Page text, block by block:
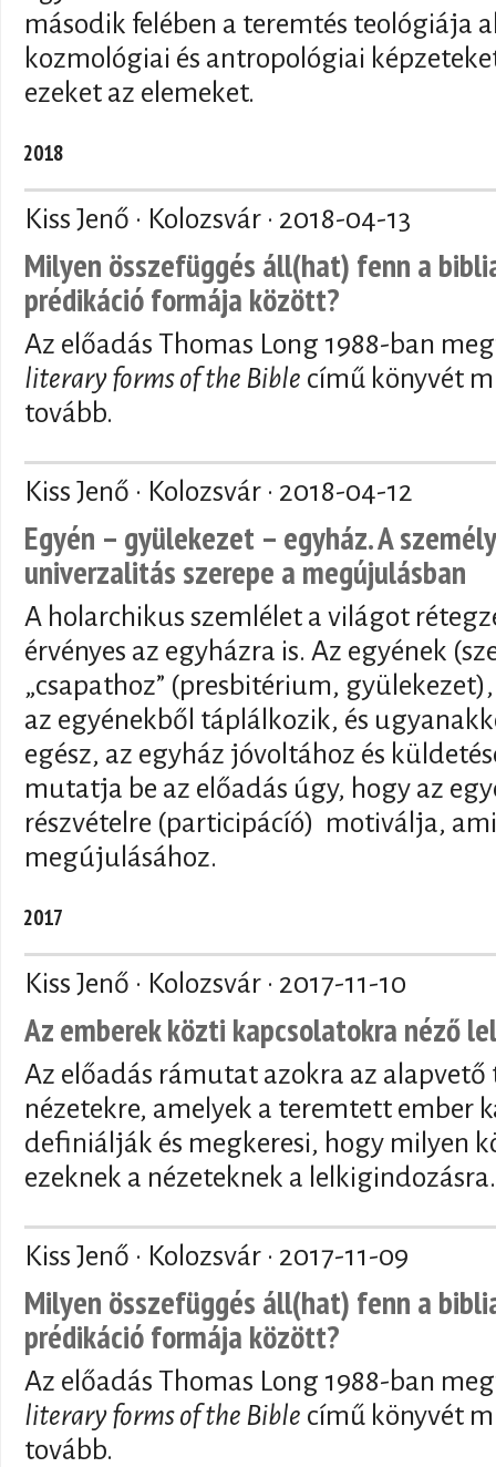
második felében a teremtés teológiája
kozmológiai és antropológiai
ezeket az elemeket.
2018
Kiss Jenő · Kolozsvár · 2018-04-13
Milyen összefüggés áll(hat) fenn a
prédikáció formája között?
Az előadás Thomas Long 1988-ban
literary forms of the Bible című könyvét
tovább.
Kiss Jenő · Kolozsvár · 2018-04-12
Egyén – gyülekezet – egyház. A
univerzalitás szerepe a megújulásban
A holarchikus szemlélet a világot
érvényes az egyházra is. Az egyének
„csapathoz” (presbitérium,
az egyénekből táplálkozik, és
egész, az egyház jóvoltához és
mutatja be az előadás úgy, hogy az
részvételre (participácíó) motiválja,
megújulásához.
2017
Kiss Jenő · Kolozsvár · 2017-11-10
Az emberek közti kapcsolatokra néző
Az előadás rámutat azokra az
nézetekre, amelyek a teremtett ember
definiálják és megkeresi, hogy milyen
ezeknek a nézeteknek a lelkigindozásra.
Kiss Jenő · Kolozsvár · 2017-11-09
Milyen összefüggés áll(hat) fenn a
prédikáció formája között?
Az előadás Thomas Long 1988-ban
literary forms of the Bible című könyvét
tovább.